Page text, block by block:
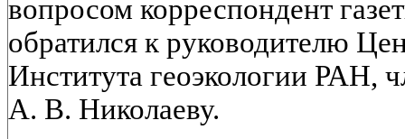
вопросом корреспондент
обратился к руководителю
Института геоэкологии РАН,
А. В. Николаеву.